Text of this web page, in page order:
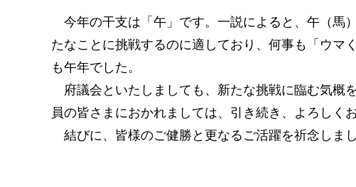
今年の干支は「午」です。一説によると、午（馬
たなことに挑戦するのに適しており、何事も「ウマ
も午年でした。
府議会といたしましても、新たな挑戦に臨む気概
員の皆さまにおかれましては、引き続き、よろしく
結びに、皆様のご健勝と更なるご活躍を祈念しま